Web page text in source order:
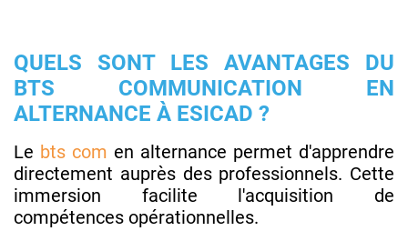
QUELS SONT LES AVANTAGES DU
BTS COMMUNICATION EN
ALTERNANCE À ESICAD ?
Le bts com en alternance permet d'apprendre
directement auprès des professionnels. Cette
immersion facilite l'acquisition de
compétences opérationnelles.